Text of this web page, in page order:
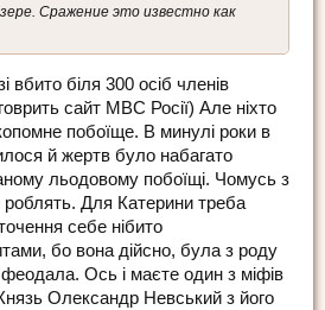
Сражение это известно как
вбито біля 300 осіб членів
сайт МВС Росії) Але ніхто
побоїще. В минулі роки в
й жертв було набагато
льодовому побоїщі. Чомусь з
роблять. Для Катерини треба
себе нібито
бо вона дійсно, була з роду
феодала. Ось і маєте один з міфів
Олександр Невський з його